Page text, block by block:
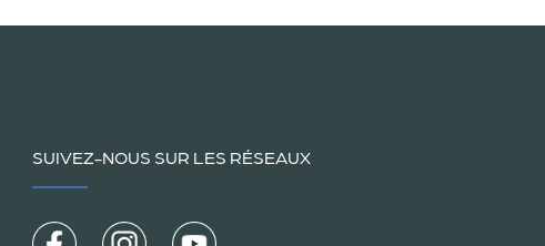
SUIVEZ-NOUS SUR LES RÉSEAUX